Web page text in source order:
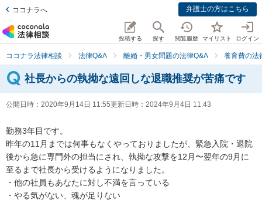
ココナラへ 弁護士の方はこちら
投稿する 探す 閲覧履歴 マイリスト ログイン
ココナラ法律相談 法律Q&A 離婚・男女問題の法律Q&A 養育費の法
社長からの執拗な遠回しな退職推奨が苦痛です
公開日時： 2020年9月14日 11:55更新日時： 2024年9月4日 11:43
勤務3年目です。
昨年の11月までは何事もなくやっておりましたが、緊急入院・退院
後から急に専門外の担当にされ、執拗な攻撃を12月〜翌年の9月に
至るまで社長から受けるようになりました。
・他の社員もあなたに対し不満を言っている
・やる気がない、魂が足りない